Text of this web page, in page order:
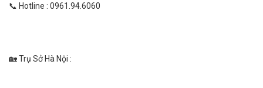
📞 Hotline : 0961.94.6060
🏡 Trụ Sở Hà Nội :